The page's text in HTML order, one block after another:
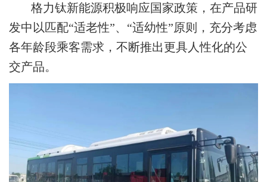
格力钛新能源积极响应国家政策，在产品研
发中以匹配“适老性”、“适幼性”原则，充分考虑
各年龄段乘客需求，不断推出更具人性化的公
交产品。